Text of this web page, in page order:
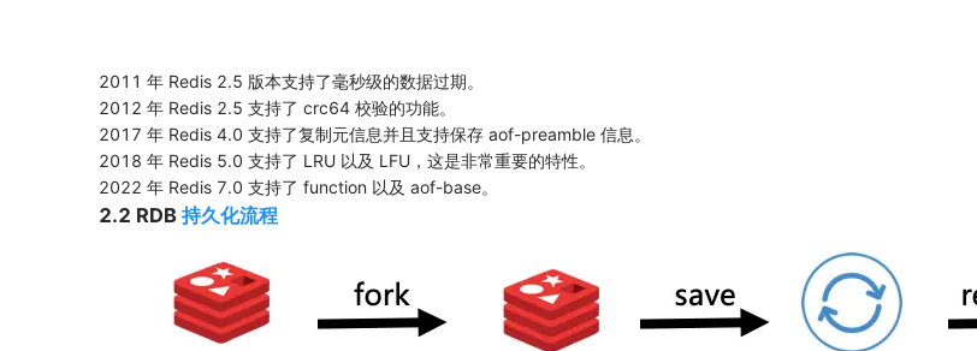
2011 年 Redis 2.5 版本支持了毫秒级的数据过期。
2012 年 Redis 2.5 支持了 crc64 校验的功能。
2017 年 Redis 4.0 支持了复制元信息并且支持保存 aof-preamble 信息。
2018 年 Redis 5.0 支持了 LRU 以及 LFU，这是非常重要的特性。
2022 年 Redis 7.0 支持了 function 以及 aof-base。
2.2 RDB 持久化流程